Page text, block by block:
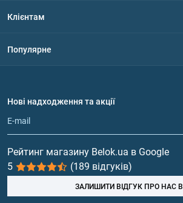
Політика конфіденційності
Обмін та повернення
Клієнтам
Популярне
Протеїн
Гейнери
Вітаміни та мінерали
Риб'ячий жир, жирні кислоти
Нові надходження та акції
Рейтинг магазину Belok.ua в Google
5
(189 відгуків)
ЗАЛИШИТИ ВІДГУК ПРО НАС В